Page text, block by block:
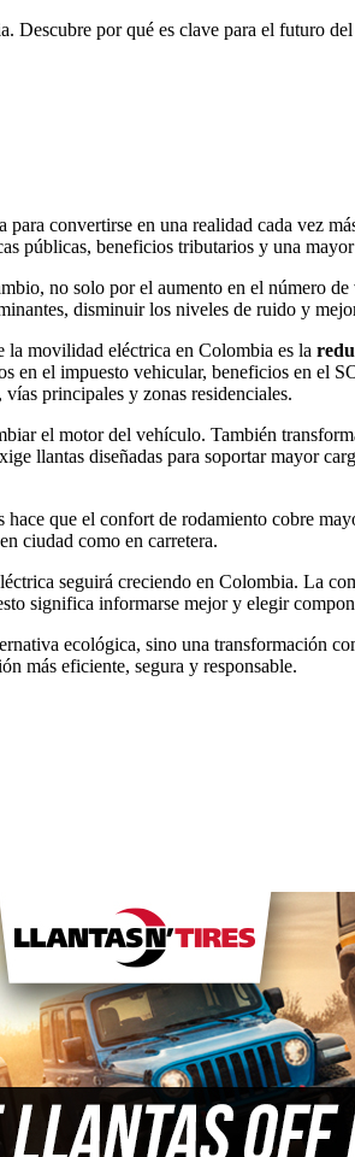
Descubre por qué es clave para el futuro
para convertirse en una realidad cada vez
públicas, beneficios tributarios y una
no solo por el aumento en el número
disminuir los niveles de ruido y
movilidad eléctrica en Colombia es la
en el impuesto vehicular, beneficios en el
principales y zonas residenciales.
el motor del vehículo. También
llantas diseñadas para soportar mayor
que el confort de rodamiento cobre
ciudad como en carretera.
seguirá creciendo en Colombia. La
significa informarse mejor y elegir
ecológica, sino una transformación
más eficiente, segura y responsable.